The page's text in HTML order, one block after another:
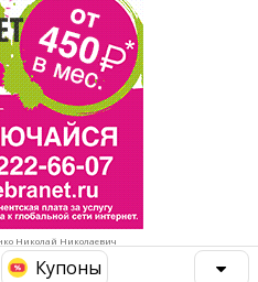
Николай Николаевич
Купоны
Торговля
Бизнес и финансы
Юристы, Экспертиза, Страхование
Ремонт
Социальные организации
Это интересно
Администрация